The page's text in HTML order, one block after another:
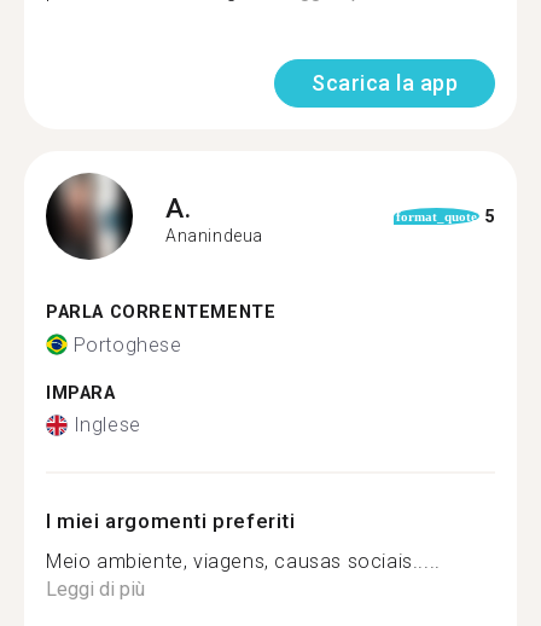
Scarica la app
A.
Ananindeua
format_quote 5
PARLA CORRENTEMENTE
Portoghese
IMPARA
Inglese
I miei argomenti preferiti
Meio ambiente, viagens, causas sociais.....
Leggi di più